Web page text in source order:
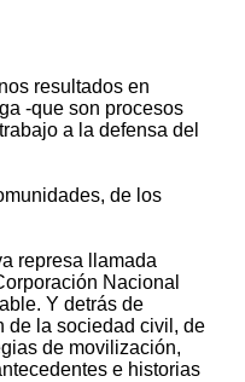
resultados en
-que son procesos
a la defensa del
de los
represa llamada
Nacional
Y detrás de
de la sociedad civil, de
de movilización,
e historias